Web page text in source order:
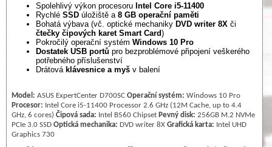
Spolehlivý výkon procesoru Intel Core i5-11400
Rychlé SSD úložiště a 8 GB operační paměti
Bohatá výbava (vč. optické mechaniky DVD writer 8X či
čtečky čipových karet Smart Card)
Pokročilý operační systém Windows 10 Pro
Dostatek USB portů pro bezproblémové připojení veškerého
potřebného příslušenství
Drátová klávesnice a myš v balení
Model: ASUS ExpertCenter D700SC Operační systém: Windows 10 Pro
Procesor: Intel Core i5-11400 Processor 2.6 GHz (12M Cache, up to 4.4
GHz, 6 cores) Čipová sada: Intel B560 Chipset Pevný disk: 256GB M.2 NVMe
PCIe 3.0 SSD Optická mechanika: DVD writer 8X Grafická karta: Intel UHD
Graphics 730